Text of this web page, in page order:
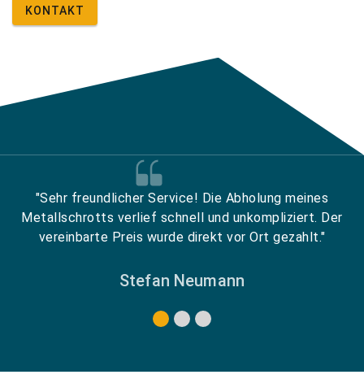
KONTAKT
"Sehr freundlicher Service! Die Abholung meines
Metallschrotts verlief schnell und unkompliziert. Der
vereinbarte Preis wurde direkt vor Ort gezahlt."
Stefan Neumann